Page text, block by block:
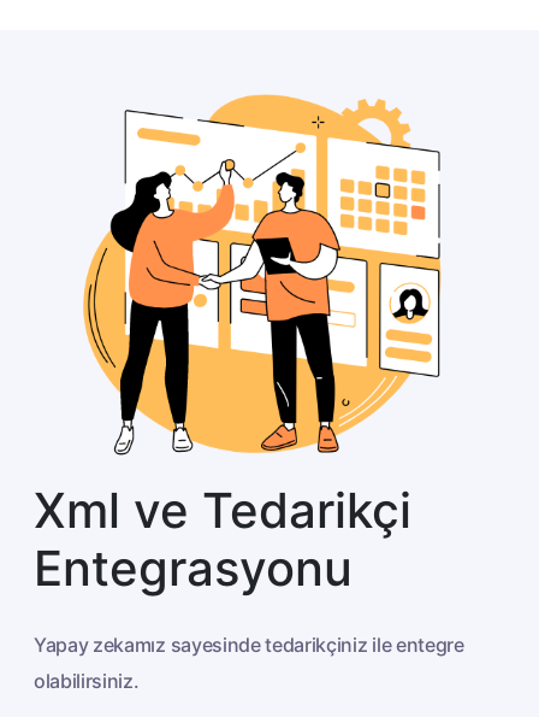
Xml ve Tedarikçi
Entegrasyonu
Yapay zekamız sayesinde tedarikçiniz ile entegre
olabilirsiniz.